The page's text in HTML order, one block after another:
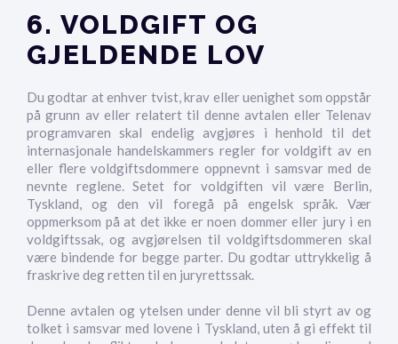
6. VOLDGIFT OG
GJELDENDE LOV
Du godtar at enhver tvist, krav eller uenighet som oppstår
på grunn av eller relatert til denne avtalen eller Telenav
programvaren skal endelig avgjøres i henhold til det
internasjonale handelskammers regler for voldgift av en
eller flere voldgiftsdommere oppnevnt i samsvar med de
nevnte reglene. Setet for voldgiften vil være Berlin,
Tyskland, og den vil foregå på engelsk språk. Vær
oppmerksom på at det ikke er noen dommer eller jury i en
voldgiftssak, og avgjørelsen til voldgiftsdommeren skal
være bindende for begge parter. Du godtar uttrykkelig å
fraskrive deg retten til en juryrettssak.
Denne avtalen og ytelsen under denne vil bli styrt av og
tolket i samsvar med lovene i Tyskland, uten å gi effekt til